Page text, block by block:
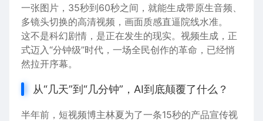
一张图片，35秒到60秒之间，就能生成带原生音频、
多镜头切换的高清视频，画面质感直逼院线水准。
这不是科幻剧情，是正在发生的现实。视频生成，正
式迈入“分钟级”时代，一场全民创作的革命，已经悄
然拉开序幕。
从“几天”到“几分钟”，AI到底颠覆了什么？
半年前，短视频博主林夏为了一条15秒的产品宣传视